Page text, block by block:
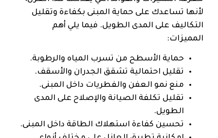
لأنها تساعدك على حماية المبنى بكفاءة وتقليل
التكاليف على المدى الطويل. فيما يلي أهم
المميزات:
حماية الأسطح من تسرب المياه والرطوبة.
تقليل احتمالية تشقق الجدران والأسقف.
منع نمو العفن والفطريات داخل المبنى.
تقليل تكلفة الصيانة والإصلاح على المدى
الطويل.
تحسين كفاءة استهلاك الطاقة داخل المبنى.